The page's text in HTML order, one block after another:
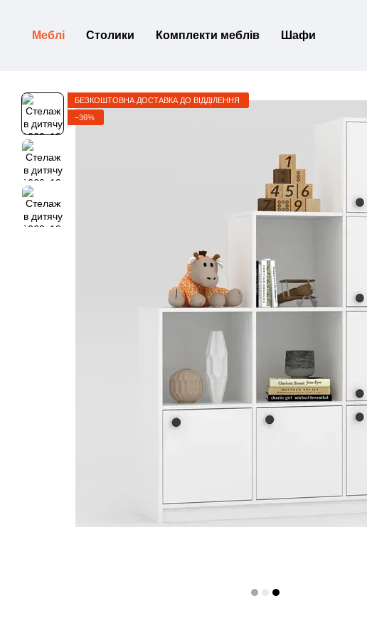
Меблі Столики Комплекти меблів Шафи
БЕЗКОШТОВНА ДОСТАВКА ДО ВІДДІЛЕННЯ
−36%